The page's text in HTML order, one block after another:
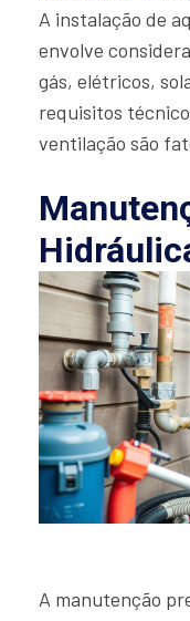
A instalação de
envolve
gás, elétricos,
requisitos
ventilação são
A manutenção